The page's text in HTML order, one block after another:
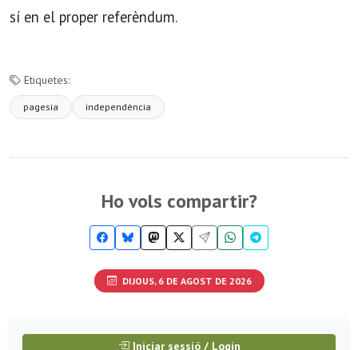
sí en el proper referèndum.
Etiquetes:
pagesia independència
Ho vols compartir?
DIJOUS, 6 DE AGOST DE 2026
Iniciar sessió / Login